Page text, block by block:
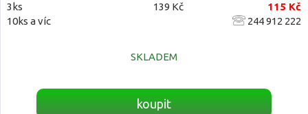
3ks
139 Kč
115 Kč
10ks a víc
244 912 222
SKLADEM
koupit